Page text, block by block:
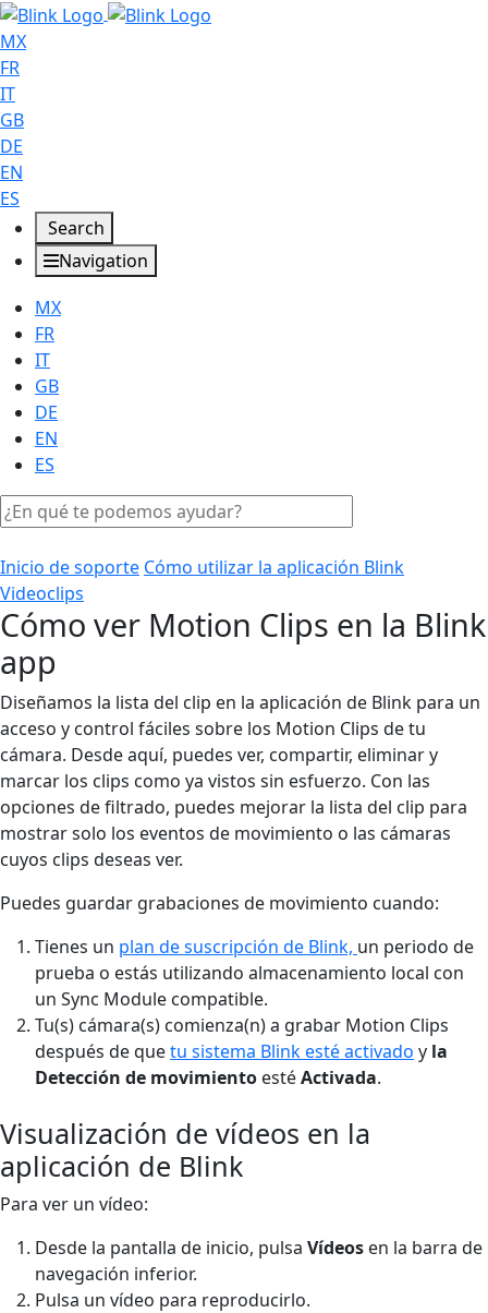
MX
FR
IT
GB
DE
EN
ES
Search
Navigation
MX
FR
IT
GB
DE
EN
ES
Inicio de soporte Cómo utilizar la aplicación Blink
Videoclips
Cómo ver Motion Clips en la Blink
app
Diseñamos la lista del clip en la aplicación de Blink para un
acceso y control fáciles sobre los Motion Clips de tu
cámara. Desde aquí, puedes ver, compartir, eliminar y
marcar los clips como ya vistos sin esfuerzo. Con las
opciones de filtrado, puedes mejorar la lista del clip para
mostrar solo los eventos de movimiento o las cámaras
cuyos clips deseas ver.
Puedes guardar grabaciones de movimiento cuando:
Tienes un plan de suscripción de Blink, un periodo de
prueba o estás utilizando almacenamiento local con
un Sync Module compatible.
Tu(s) cámara(s) comienza(n) a grabar Motion Clips
después de quetu sistema Blink esté activado y la
Detección de movimiento estéActivada.
Visualización de vídeos en la
aplicación de Blink
Para ver un vídeo:
Desde la pantalla de inicio, pulsa Vídeos en la barra de
navegación inferior.
Pulsa un vídeo para reproducirlo.